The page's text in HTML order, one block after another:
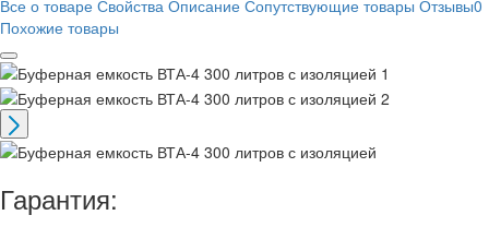
Все о товаре Свойства Описание Сопутствующие товары Отзывы0
Похожие товары
Гарантия: